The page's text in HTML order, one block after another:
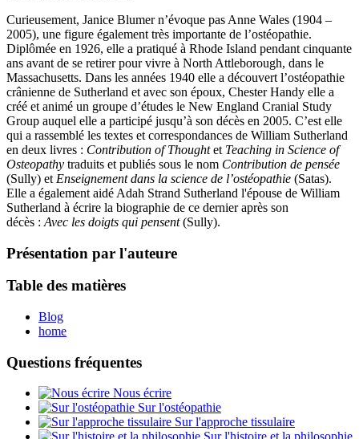
Curieusement, Janice Blumer n’évoque pas Anne Wales (1904 –
2005), une figure également très importante de l’ostéopathie.
Diplômée en 1926, elle a pratiqué à Rhode Island pendant cinquante
ans avant de se retirer pour vivre à North Attleborough, dans le
Massachusetts. Dans les années 1940 elle a découvert l’ostéopathie
crânienne de Sutherland et avec son époux, Chester Handy elle a
créé et animé un groupe d’études le New England Cranial Study
Group auquel elle a participé jusqu’à son décès en 2005. C’est elle
qui a rassemblé les textes et correspondances de William Sutherland
en deux livres : Contribution of Thoughtet Teaching in Science of
Osteopathy traduits et publiés sous le nom Contribution de pensée
(Sully) et Enseignement dans la science de l’ostéopathie (Satas).
Elle a également aidé Adah Strand Sutherland l'épouse de William
Sutherland à écrire la biographie de ce dernier après son
décès : Avec les doigts qui pensent(Sully).
Présentation par l'auteure
Table des matières
Blog
home
Questions fréquentes
Nous écrire
Sur l'ostéopathie
Sur l'approche tissulaire